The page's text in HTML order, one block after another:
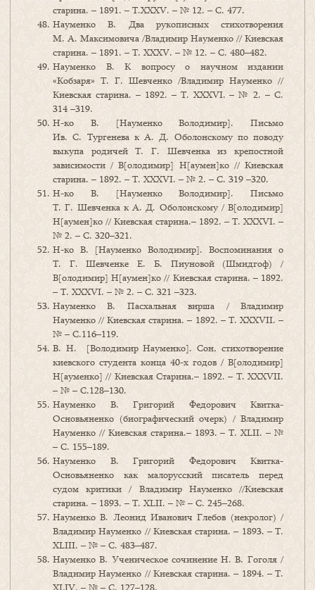
старина. – 1891. – Т.ХХХV. – № 12. – С. 477.
Науменко В. Два рукописных стихотворения
М. А. Максимовича /Владимир Науменко // Киевская
старина. – 1891. – Т. ХХХV. – № 12. – С. 480–482.
Науменко В. К вопросу о научном издании
«Кобзаря» Т. Г. Шевченко /Владимир Науменко //
Киевская старина. – 1892. – Т. ХХХVІ. – № 2. – С.
314 –319.
Н-ко В. [Науменко Володимир]. Письмо
Ив. С. Тургенева к А. Д. Оболонскому по поводу
выкупа родичей Т. Г. Шевченка из крепостной
зависимости / В[олодимир] Н[аумен]ко // Киевская
старина. – 1892. – Т. ХХХVІ. – № 2. – С. 319 –320.
Н-ко В. [Науменко Володимир]. Письмо
Т. Г. Шевченка к А. Д. Оболонскому / В[олодимир]
Н[аумен]ко // Киевская старина.– 1892. – Т. ХХХVІ. –
№ 2. – С. 320–321.
Н-ко В. [Науменко Володимир]. Воспоминания о
Т. Г. Шевченке Е. Б. Пиуновой (Шмидгоф) /
В[олодимир] Н[аумен]ко // Киевская старина. – 1892.
– Т. ХХХVІ. – № 2. – С. 321 –323.
Науменко В. Пасхальная вирша / Владимир
Науменко // Киевская старина. – 1892. – Т. ХХХVІI. –
№ – C.116–119.
В. Н. [Володимир Науменко]. Сон, стихотворение
киевского студента конца 40-х годов / В[олодимир]
Н[ауменко] // Киевская Старина.– 1892. – Т. ХХХVІI.
– № – C.128–130.
Науменко В. Григорий Федорович Квитка-
Основьяненко (биографический очерк) / Владимир
Науменко // Киевская старина.– 1893. – Т. ХLІI. – №
– C. 155–189.
Науменко В. Григорий Федорович Квитка-
Основьяненко как малорусский писатель перед
судом критики / Владимир Науменко //Киевская
старина. – 1893. – Т. ХLІI. – № – C. 245–268.
Науменко В. Леонид Иванович Глебов (некролог) /
Владимир Науменко // Киевская старина. – 1893. – Т.
ХLІII. – № – C. 483–487.
Науменко В. Ученическое сочинение Н. В. Гоголя /
Владимир Науменко // Киевская старина. – 1894. – Т.
ХLІV. – № – C. 127–128.